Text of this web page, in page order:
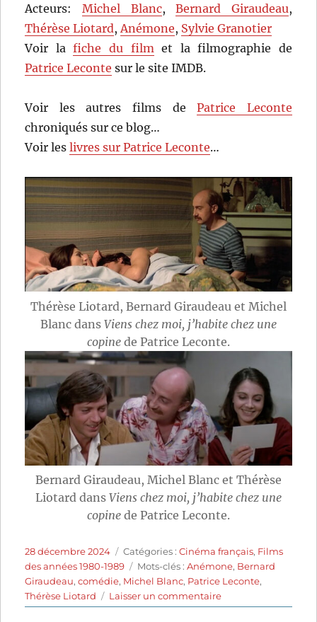
Acteurs: Michel Blanc,Bernard Giraudeau,
Thérèse Liotard,Anémone, Sylvie Granotier
Voir lafiche du filmet la filmographie de
Patrice Leconte sur le site IMDB.
Voir les autres films dePatrice Leconte
chroniqués sur ce blog…
Voir leslivres sur Patrice Leconte…
Thérèse Liotard, Bernard Giraudeau et Michel
Blanc dans Viens chez moi, j’habite chez une
copine de Patrice Leconte.
Bernard Giraudeau, Michel Blanc et Thérèse
Liotard dans Viens chez moi, j’habite chez une
copine de Patrice Leconte.
Publié
le
28 décembre 2024 Catégories
Catégories :Cinéma français, Films
des années 1980-1989
Étiquettes
Mots-clés :Anémone, Bernard
Giraudeau,comédie, Michel Blanc, Patrice Leconte,
Thérèse Liotard
Laisser un commentairesur
Viens